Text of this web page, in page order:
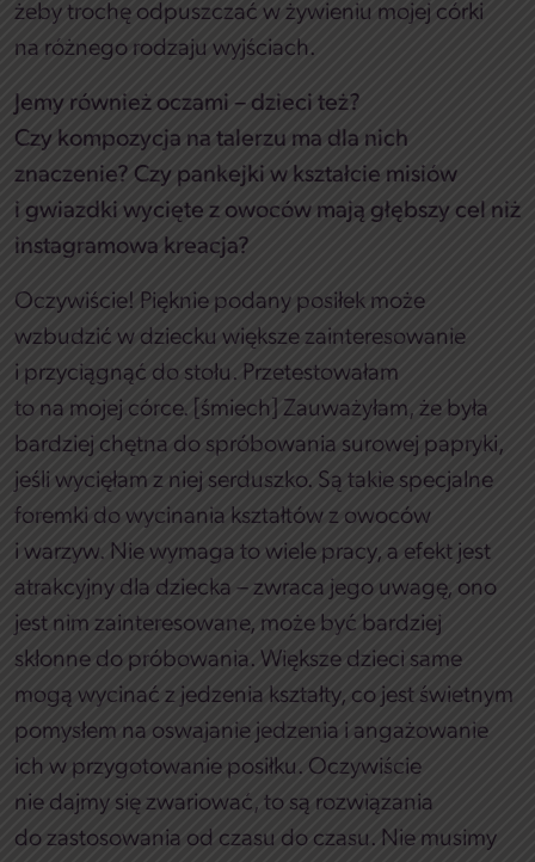
żeby trochę odpuszczać w żywieniu mojej córki
na różnego rodzaju wyjściach.
Jemy również oczami – dzieci też?
Czy kompozycja na talerzu ma dla nich
znaczenie? Czy pankejki w kształcie misiów
i gwiazdki wycięte z owoców mają głębszy cel niż
instagramowa kreacja?
Oczywiście! Pięknie podany posiłek może
wzbudzić w dziecku większe zainteresowanie
i przyciągnąć do stołu. Przetestowałam
to na mojej córce. [ śmiech ] Zauważyłam, że była
bardziej chętna do spróbowania surowej papryki,
jeśli wycięłam z niej serduszko. Są takie specjalne
foremki do wycinania kształtów z owoców
i warzyw. Nie wymaga to wiele pracy, a efekt jest
atrakcyjny dla dziecka – zwraca jego uwagę, ono
jest nim zainteresowane, może być bardziej
skłonne do próbowania. Większe dzieci same
mogą wycinać z jedzenia kształty, co jest świetnym
pomysłem na oswajanie jedzenia i angażowanie
ich w przygotowanie posiłku. Oczywiście
nie dajmy się zwariować, to są rozwiązania
do zastosowania od czasu do czasu. Nie musimy